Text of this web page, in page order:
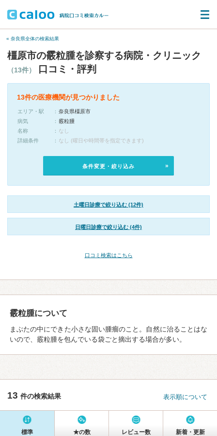
« 奈良県全体の検索結果
橿原市の霰粒腫を診察する病院・クリニック
（13件） 口コミ・評判
13件の医療機関が見つかりました
エリア・駅
奈良県橿原市
病気
霰粒腫
名称
なし
詳細条件
なし (曜日や時間帯を指定できます)
条件変更・絞り込み
土曜日診療で絞り込む (12件)
日曜日診療で絞り込む (4件)
口コミ検索はこちら
霰粒腫について
まぶたの中にできた小さな固い腫瘤のこと。自然に治ることはな
いので、霰粒腫を包んでいる袋ごと摘出する場合が多い。
13 件の検索結果 表示順について
標準 ★の数 レビュー数 新着・更新